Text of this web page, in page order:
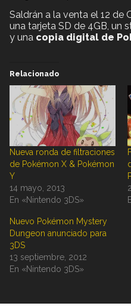
Saldrán a la venta el 12 de
una tarjeta SD de 4GB, un
y una copia digital de
Relacionado
Nueva ronda de filtraciones
de Pokémon X & Pokémon
Y
14 mayo, 2013
En «Nintendo 3DS»
Nuevo Pokémon Mystery
Dungeon anunciado para
3DS
13 septiembre, 2012
En «Nintendo 3DS»